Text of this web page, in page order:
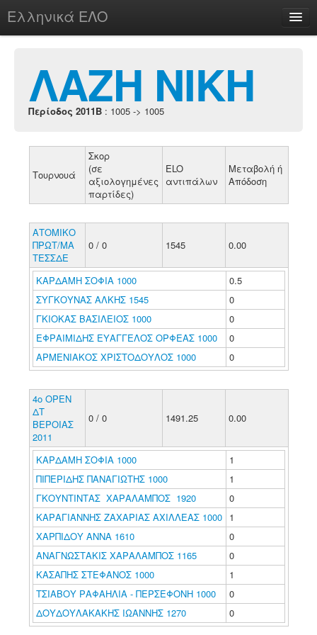
Ελληνικά ΕΛΟ
chesstu.be @ discord
ΛΑΖΗ ΝΙΚΗ
Περίοδος 2011B : 1005 -> 1005
Τουρνουά
Σκορ
(σε
αξιολογημένες
παρτίδες)
ELO
αντιπάλων
Μεταβολή ή
Απόδοση
ΑΤΟΜΙΚΟ
ΠΡΩΤ/ΜΑ
ΤΕΣΣΔΕ
0 / 0 1545 0.00
ΚΑΡΔΑΜΗ ΣΟΦΙΑ 1000
0.5
ΣΥΓΚΟΥΝΑΣ ΑΛΚΗΣ 1545
0
ΓΚΙΟΚΑΣ ΒΑΣΙΛΕΙΟΣ 1000
0
ΕΦΡΑΙΜΙΔΗΣ ΕΥΑΓΓΕΛΟΣ ΟΡΦΕΑΣ 1000
0
ΑΡΜΕΝΙΑΚΟΣ ΧΡΙΣΤΟΔΟΥΛΟΣ 1000
0
4ο ΟΡΕΝ
ΔΤ
ΒΕΡΟΙΑΣ
2011
0 / 0 1491.25 0.00
ΚΑΡΔΑΜΗ ΣΟΦΙΑ 1000
1
ΠΙΠΕΡΙΔΗΣ ΠΑΝΑΓΙΩΤΗΣ 1000
1
ΓΚΟΥΝΤΙΝΤΑΣ ΧΑΡΑΛΑΜΠΟΣ 1920
0
ΚΑΡΑΓΙΑΝΝΗΣ ΖΑΧΑΡΙΑΣ ΑΧΙΛΛΕΑΣ 1000
1
ΧΑΡΠΙΔΟΥ ΑΝΝΑ 1610
0
ΑΝΑΓΝΩΣΤΑΚΙΣ ΧΑΡΑΛΑΜΠΟΣ 1165
0
ΚΑΣΑΠΗΣ ΣΤΕΦΑΝΟΣ 1000
1
ΤΣΙΑΒΟΥ ΡΑΦΑΗΛΙΑ - ΠΕΡΣΕΦΟΝΗ 1000
0
ΔΟΥΔΟΥΛΑΚΑΚΗΣ ΙΩΑΝΝΗΣ 1270
0